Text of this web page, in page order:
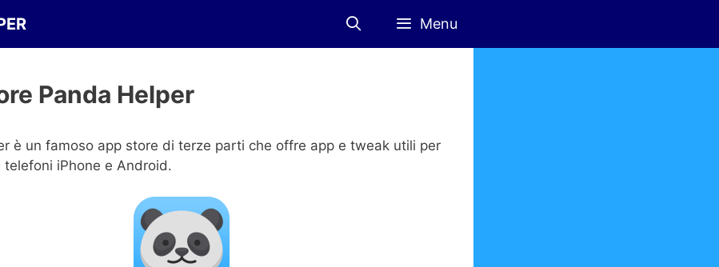
Menu
Panda Helper
è un famoso app store di terze parti che offre app e tweak utili per
iPhone e Android.